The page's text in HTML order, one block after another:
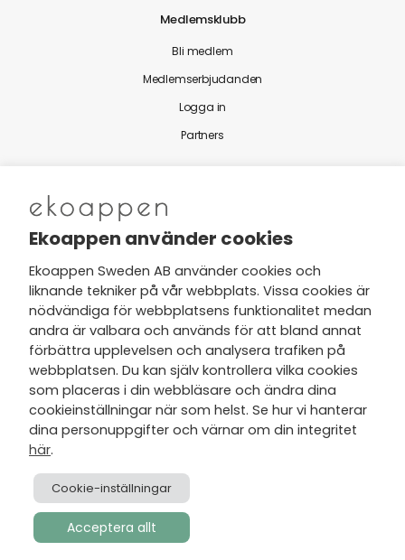
Medlemsklubb
Bli medlem
Medlemserbjudanden
Logga in
Partners
Nytt från Ekoappen
Jag har tagit del av Ekoappens
personuppgifts- och
integritetspolicyoch tar gärna del
av nyheter, hälsotips och exklusiva
erbjudanden via min e-post.
Skapad av
Ekoappen använder cookies
Ekoappen Sweden AB använder cookies och
liknande tekniker på vår webbplats. Vissa cookies är
nödvändiga för webbplatsens funktionalitet medan
andra är valbara och används för att bland annat
förbättra upplevelsen och analysera trafiken på
webbplatsen. Du kan själv kontrollera vilka cookies
som placeras i din webbläsare och ändra dina
cookieinställningar när som helst. Se hur vi hanterar
dina personuppgifter och värnar om din integritet
här.
Cookie-inställningar
Acceptera allt